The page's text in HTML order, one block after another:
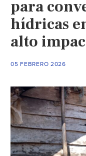
para
hídricas
alto
05 FEBRERO 2026